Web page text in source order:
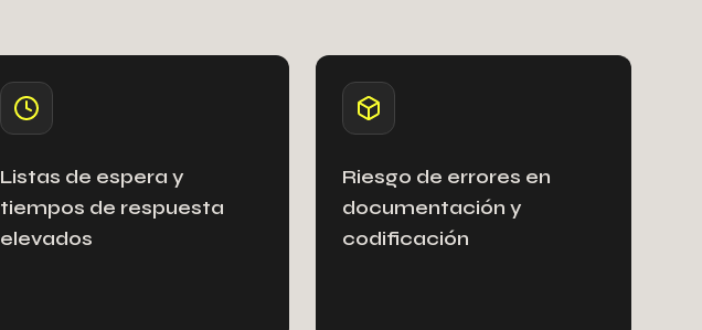
Listas de espera y
tiempos de respuesta
elevados
Riesgo de errores en
documentación y
codificación